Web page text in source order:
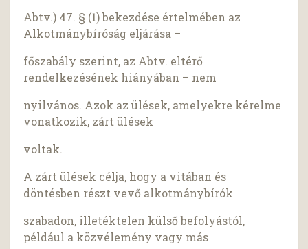
Abtv.) 47. § (1) bekezdése értelmében az
Alkotmánybíróság eljárása –
főszabály szerint, az Abtv. eltérő
rendelkezésének hiányában – nem
nyilvános. Azok az ülések, amelyekre kérelme
vonatkozik, zárt ülések
voltak.
A zárt ülések célja, hogy a vitában és
döntésben részt vevő alkotmánybírók
szabadon, illetéktelen külső befolyástól,
például a közvélemény vagy más